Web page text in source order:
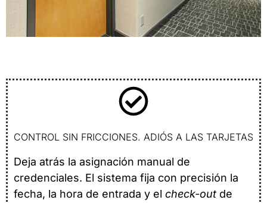
CONTROL SIN FRICCIONES. ADIÓS A LAS TARJETAS
Deja atrás la asignación manual de
credenciales. El sistema fija con precisión la
fecha, la hora de entrada y el check-out de